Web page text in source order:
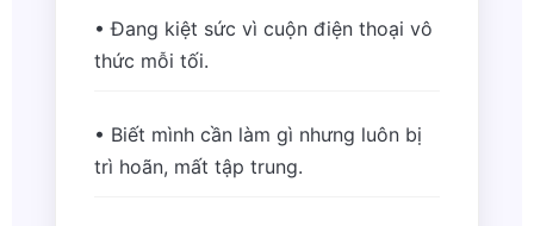
• Đang kiệt sức vì cuộn điện thoại vô
thức mỗi tối.
• Biết mình cần làm gì nhưng luôn bị
trì hoãn, mất tập trung.